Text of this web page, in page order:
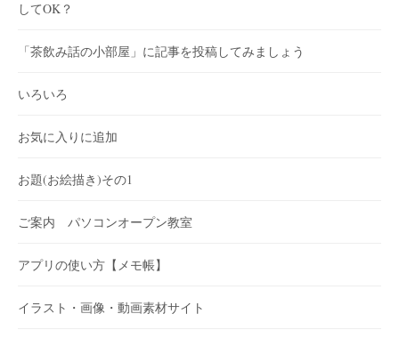
してOK？
「茶飲み話の小部屋」に記事を投稿してみましょう
いろいろ
お気に入りに追加
お題(お絵描き)その1
ご案内 パソコンオープン教室
アプリの使い方【メモ帳】
イラスト・画像・動画素材サイト